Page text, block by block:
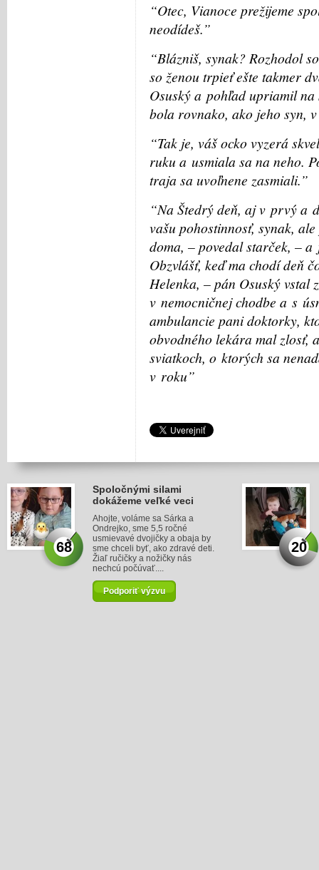
“Otec, Vianoce prežijeme
neodídeš.”
“Blázniš, synak? Rozhodol
so ženou trpieť ešte takmer
Osuský a pohľad upriamil
bola rovnako, ako jeho syn,
“Tak je, váš ocko vyzerá
ruku a usmiala sa na neho.
traja sa uvoľnene zasmiali.”
“Na Štedrý deň, aj v prvý a
vašu pohostinnosť, synak,
doma, – povedal starček, –
Obzvlášť, keď ma chodí deň
Helenka, – pán Osuský vstal
v nemocničnej chodbe a s
ambulancie pani doktorky,
obvodného lekára mal zlosť,
sviatkoch, o ktorých sa
v roku”
68
Spoločnými silami
dokážeme veľké veci
Ahojte, voláme sa Sárka a
Ondrejko, sme 5,5 ročné
usmievavé dvojičky a obaja by
sme chceli byť, ako zdravé deti.
Žiaľ ručičky a nožičky nás
nechcú počúvať....
Podporiť výzvu
20